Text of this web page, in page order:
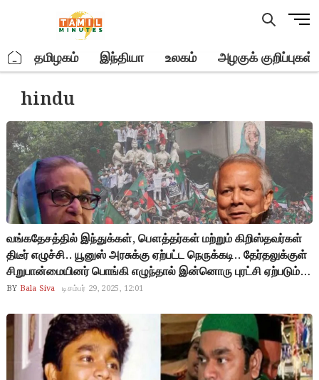
M
u
t
o
. தமிழகம் இந்தியா உலகம் அழகுக் குறிப்புகள்
hindu
வங்கதேசத்தில் இந்துக்கள், பௌத்தர்கள் மற்றும் கிறிஸ்தவர்கள்
திடீர் எழுச்சி.. யூனுஸ் அரசுக்கு ஏற்பட்ட நெருக்கடி.. தேர்தலுக்குள்
சிறுபான்மையினர் பொங்கி எழுந்தால் இன்னொரு புரட்சி ஏற்படும்..
மத அரசியலை தூண்டி குளிர் காயும் யூனுஸ் அரசு.. ஷேக் ஹசீனா
BY Bala Siva டிசம்பர் 29, 2025, 12:01